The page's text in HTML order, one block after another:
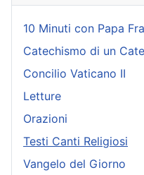
10 Minuti con Papa
Catechismo di un
Concilio Vaticano II
Letture
Orazioni
Testi Canti Religiosi
Vangelo del Giorno